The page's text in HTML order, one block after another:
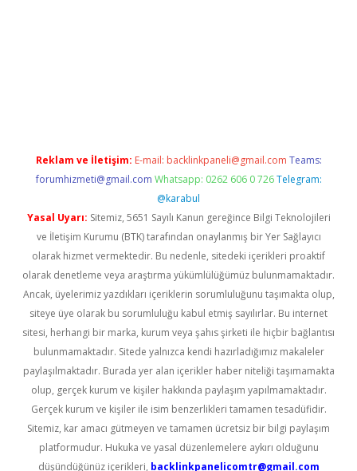
Reklam ve İletişim: E-mail: backlinkpaneli@gmail.com Teams:
forumhizmeti@gmail.com Whatsapp: 0262 606 0 726 Telegram:
@karabul
Yasal Uyarı: Sitemiz, 5651 Sayılı Kanun gereğince Bilgi Teknolojileri
ve İletişim Kurumu (BTK) tarafından onaylanmış bir Yer Sağlayıcı
olarak hizmet vermektedir. Bu nedenle, sitedeki içerikleri proaktif
olarak denetleme veya araştırma yükümlülüğümüz bulunmamaktadır.
Ancak, üyelerimiz yazdıkları içeriklerin sorumluluğunu taşımakta olup,
siteye üye olarak bu sorumluluğu kabul etmiş sayılırlar. Bu internet
sitesi, herhangi bir marka, kurum veya şahıs şirketi ile hiçbir bağlantısı
bulunmamaktadır. Sitede yalnızca kendi hazırladığımız makaleler
paylaşılmaktadır. Burada yer alan içerikler haber niteliği taşımamakta
olup, gerçek kurum ve kişiler hakkında paylaşım yapılmamaktadır.
Gerçek kurum ve kişiler ile isim benzerlikleri tamamen tesadüfidir.
Sitemiz, kar amacı gütmeyen ve tamamen ücretsiz bir bilgi paylaşım
platformudur. Hukuka ve yasal düzenlemelere aykırı olduğunu
düşündüğünüz içerikleri, backlinkpanelicomtr@gmail.com